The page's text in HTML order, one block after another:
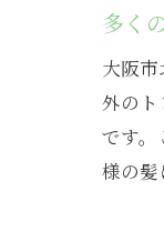
多く
大阪
外の
です
様の